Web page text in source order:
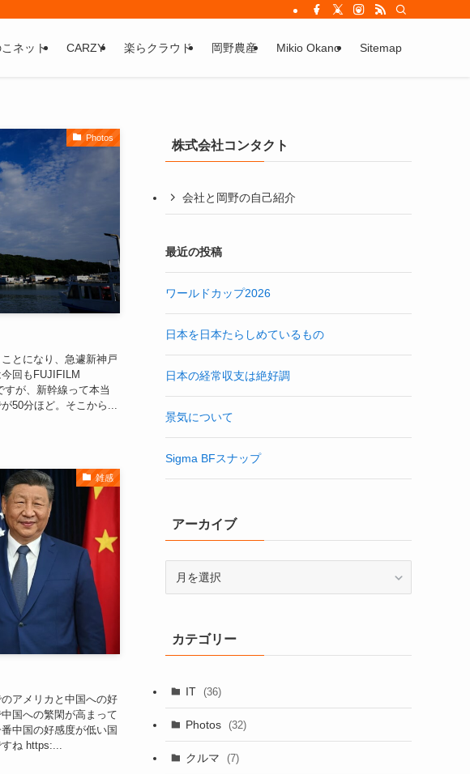
ネット CARZY 楽らクラウド 岡野農産 Mikio Okano Sitemap
Photos
とになり、急遽新神戸
回もFUJIFILM
が、新幹線って本当
50分ほど。そこから...
雑感
アメリカと中国への好
国への繁閑が高まって
中国の好感度が低い国
ね https:...
株式会社コンタクト
会社と岡野の自己紹介
最近の投稿
ワールドカップ2026
日本を日本たらしめているもの
日本の経常収支は絶好調
景気について
Sigma BFスナップ
アーカイブ
ブカテゴリー
IT (36)
Photos (32)
クルマ (7)